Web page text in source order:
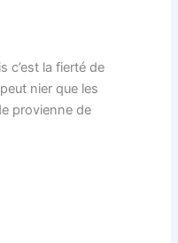
c’est la fierté de
nier que les
provienne de